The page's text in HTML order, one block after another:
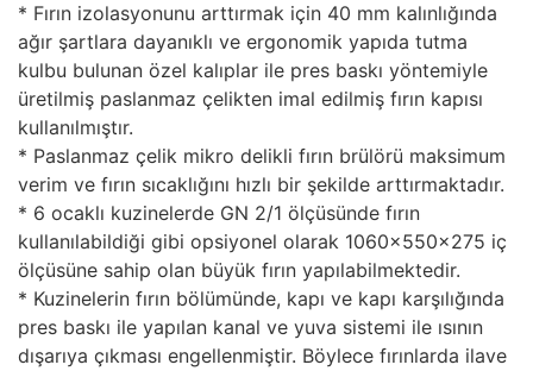
* Fırın izolasyonunu arttırmak için 40 mm kalınlığında
ağır şartlara dayanıklı ve ergonomik yapıda tutma
kulbu bulunan özel kalıplar ile pres baskı yöntemiyle
üretilmiş paslanmaz çelikten imal edilmiş fırın kapısı
kullanılmıştır.
* Paslanmaz çelik mikro delikli fırın brülörü maksimum
verim ve fırın sıcaklığını hızlı bir şekilde arttırmaktadır.
* 6 ocaklı kuzinelerde GN 2/1 ölçüsünde fırın
kullanılabildiği gibi opsiyonel olarak 1060x550x275 iç
ölçüsüne sahip olan büyük fırın yapılabilmektedir.
* Kuzinelerin fırın bölümünde, kapı ve kapı karşılığında
pres baskı ile yapılan kanal ve yuva sistemi ile ısının
dışarıya çıkması engellenmiştir. Böylece fırınlarda ilave